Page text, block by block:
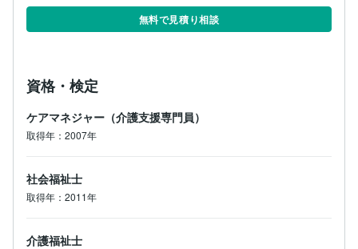
無料で見積り相談
資格・検定
ケアマネジャー（介護支援専門員）
取得年：2007年
社会福祉士
取得年：2011年
介護福祉士